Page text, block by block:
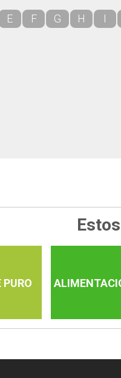
E F G H I
PURO